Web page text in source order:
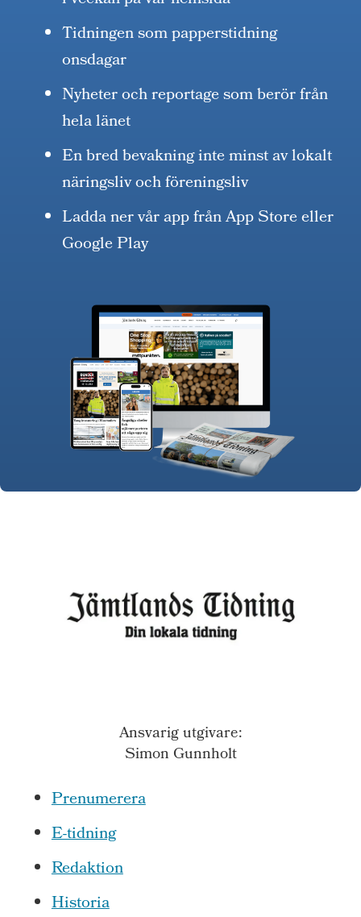
Tidningen som papperstidning
onsdagar
Nyheter och reportage som berör från
hela länet
En bred bevakning inte minst av lokalt
näringsliv och föreningsliv
Ladda ner vår app från App Store eller
Google Play
Ansvarig utgivare:
Simon Gunnholt
Prenumerera
E-tidning
Redaktion
Historia